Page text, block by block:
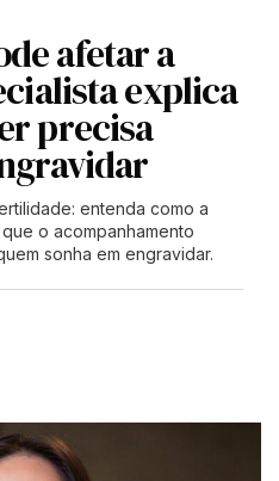
afetar a
explica
precisa
entenda como a
o acompanhamento
sonha em engravidar.